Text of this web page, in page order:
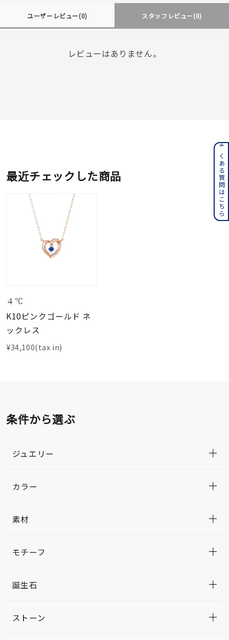
ユーザーレビュー(0) スタッフレビュー(0)
レビューはありません。
最近チェックした商品
４℃
K10ピンクゴールド ネ
ックレス
¥34,100(tax in)
条件から選ぶ
ジュエリー
カラー
素材
モチーフ
誕生石
ストーン
よくある質問はこちら